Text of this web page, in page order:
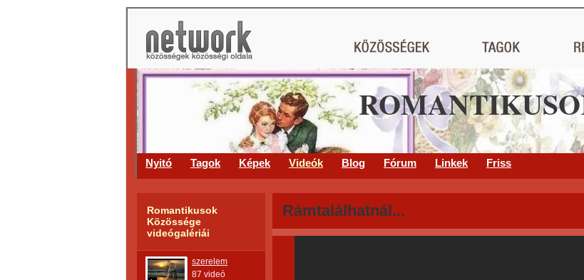
Nyitó Tagok Képek Videók Blog Fórum Linkek Friss
Romantikusok
Közössége
videógalériái
szerelem
87 videó
Rámtalálhatnál...